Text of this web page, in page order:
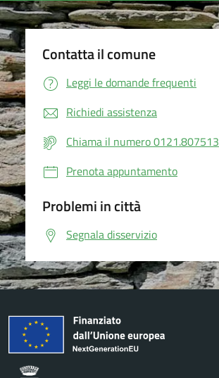
Contatta il comune
Leggi le domande frequenti
Richiedi assistenza
Chiama il numero 0121.807513
Prenota appuntamento
Problemi in città
Segnala disservizio